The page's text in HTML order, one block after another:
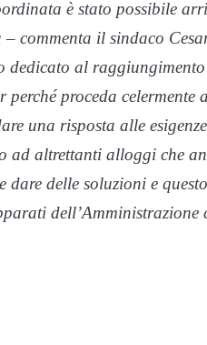
è stato possibile
commenta il sindaco
dedicato al
proceda celermente
una risposta alle
ad altrettanti alloggi che
dare delle soluzioni e
dell’Amministrazione